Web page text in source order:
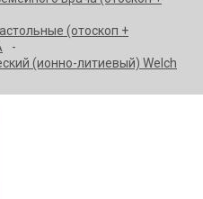
(отоскоп +
(ионно-литиевый) Welch